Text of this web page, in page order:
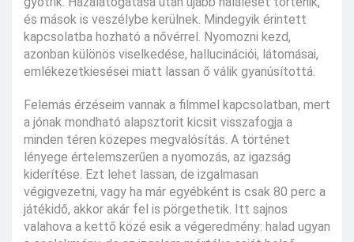
és mások is veszélybe kerülnek. Mindegyik érintett
kapcsolatba hozható a nővérrel. Nyomozni kezd,
azonban különös viselkedése, hallucinációi, látomásai,
emlékezetkiesései miatt lassan ő válik gyanúsítottá.
Felemás érzéseim vannak a filmmel kapcsolatban, mert
a jónak mondható alapsztorit kicsit visszafogja a
minden téren közepes megvalósítás. A történet
lényege értelemszerűen a nyomozás, az igazság
kiderítése. Ezt lehet lassan, de izgalmasan
végigvezetni, vagy ha már egyébként is csak 80 perc a
játékidő, akkor akár fel is pörgethetik. Itt sajnos
valahova a kettő közé esik a végeredmény: halad ugyan